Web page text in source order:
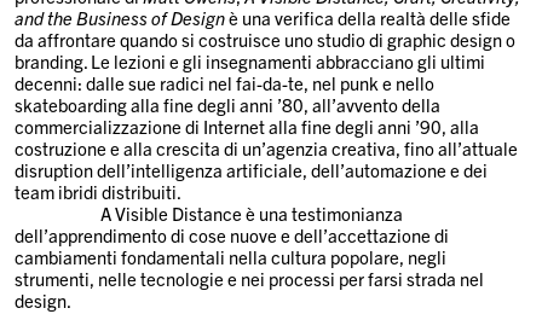
and the Business of Designè una verifica della realtà delle sfide
da affrontare quando si costruisce uno studio di graphic design o
branding. Le lezioni e gli insegnamenti abbracciano gli ultimi
decenni: dalle sue radici nel fai-da-te, nel punk e nello
skateboarding alla fine degli anni ’80, all’avvento della
commercializzazione di Internet alla fine degli anni ’90, alla
costruzione e alla crescita di un’agenzia creativa, fino all’attuale
disruption dell’intelligenza artificiale, dell’automazione e dei
team ibridi distribuiti.
A Visible Distance è una testimonianza
dell’apprendimento di cose nuove e dell’accettazione di
cambiamenti fondamentali nella cultura popolare, negli
strumenti, nelle tecnologie e nei processi per farsi strada nel
design.